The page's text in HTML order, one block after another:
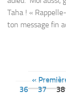
Taha ! «
ton message fin
«
36
37 38